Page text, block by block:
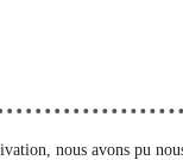
nous avons pu